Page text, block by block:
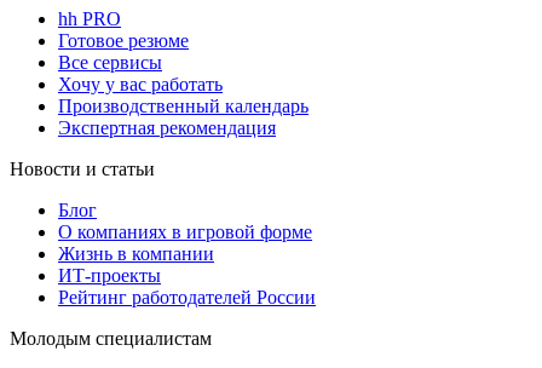
hh PRO
Готовое резюме
Все сервисы
Хочу у вас работать
Производственный календарь
Экспертная рекомендация
Новости и статьи
Блог
О компаниях в игровой форме
Жизнь в компании
ИТ-проекты
Рейтинг работодателей России
Молодым специалистам